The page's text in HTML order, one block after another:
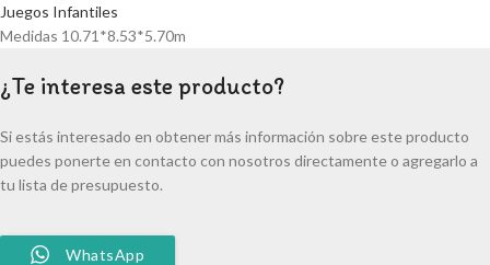
Juegos Infantiles
Medidas 10.71*8.53*5.70m
¿Te interesa este producto?
Si estás interesado en obtener más información sobre este producto
puedes ponerte en contacto con nosotros directamente o agregarlo a
tu lista de presupuesto.
WhatsApp